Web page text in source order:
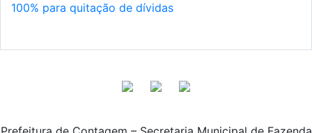
100% para quitação de dívidas